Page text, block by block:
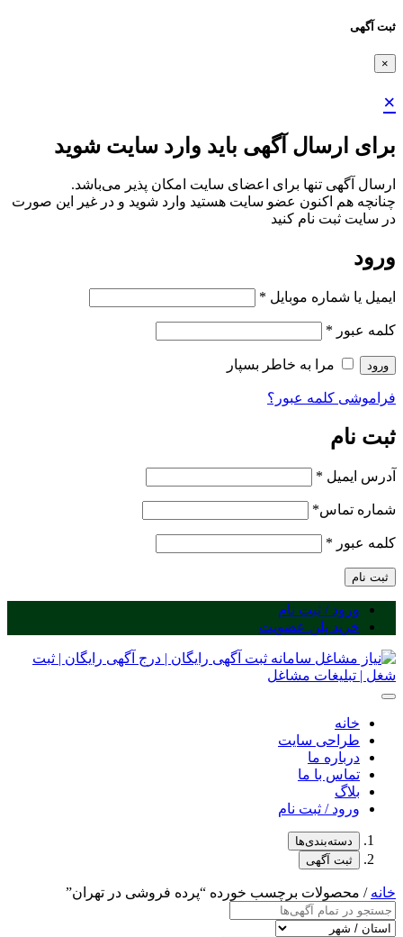
ثبت آگهی
×
×
برای ارسال آگهی باید وارد سایت شوید
ارسال آگهی تنها برای اعضای سایت امکان پذیر می‌باشد.
چنانچه هم‌ اکنون عضو سایت هستید وارد شوید و در غیر این صورت
در سایت ثبت نام کنید
ورود
ایمیل یا شماره موبایل *
کلمه عبور *
ورود مرا به خاطر بسپار
فراموشی کلمه عبور؟
ثبت نام
آدرس ایمیل *
شماره تماس*
کلمه عبور *
ثبت نام
ورود / ثبت نام
خرید پلن عضویت
خانه
طراحی سایت
درباره ما
تماس با ما
بلاگ
ورود / ثبت نام
دسته‌بندی‌ها
ثبت آگهی
خانه / محصولات برچسب خورده “پرده فروشی در تهران”